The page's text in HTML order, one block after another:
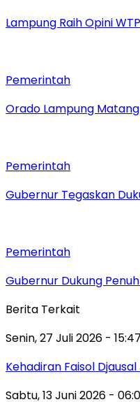
Lampung Raih Opini
Pemerintah
Orado Lampung
Pemerintah
Gubernur Tegaskan
Pemerintah
Gubernur Dukung
Berita Terkait
Senin, 27 Juli 2026 -
Kehadiran Faisol
Sabtu, 13 Juni 2026 -